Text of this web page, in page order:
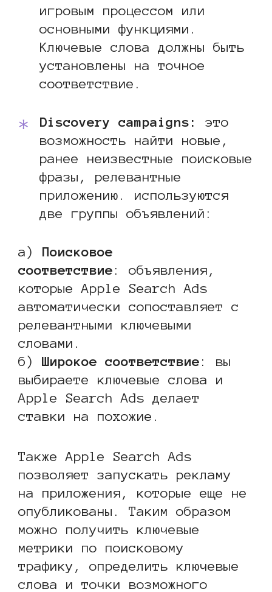
игровым процессом или
основными функциями.
Ключевые слова должны быть
установлены на точное
соответствие.
Discovery campaigns:
это
возможность найти новые,
ранее неизвестные поисковые
фразы, релевантные
приложению. используются
две группы объявлений:
а) Поисковое
соответствие : объявления,
которые Apple Search Ads
автоматически сопоставляет с
релевантными ключевыми
словами.
б) Широкое соответствие : вы
выбираете ключевые слова и
Apple Search Ads делает
ставки на похожие.
Также Apple Search Ads
позволяет запускать рекламу
на приложения, которые еще не
опубликованы. Таким образом
можно получить ключевые
метрики по поисковому
трафику, определить ключевые
слова и точки возможного